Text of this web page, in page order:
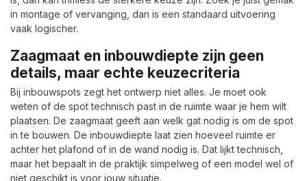
in montage of vervanging, dan is een standaard uitvoering
vaak logischer.
Zaagmaat en inbouwdiepte zijn geen
details, maar echte keuzecriteria
Bij inbouwspots zegt het ontwerp niet alles. Je moet ook
weten of de spot technisch past in de ruimte waar je hem wilt
plaatsen. De zaagmaat geeft aan welk gat nodig is om de spot
in te bouwen. De inbouwdiepte laat zien hoeveel ruimte er
achter het plafond of in de wand nodig is. Dat lijkt technisch,
maar het bepaalt in de praktijk simpelweg of een model wel of
niet geschikt is voor jouw situatie.